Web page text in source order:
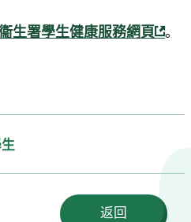
生署學生健康服務網頁 。
返回